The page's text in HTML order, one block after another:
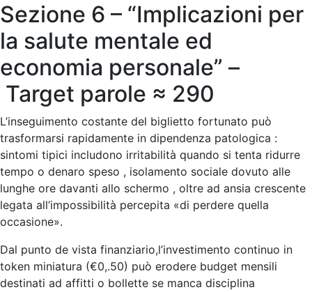
Sezione 6 – “Implicazioni per
la salute mentale ed
economia personale” –
Target parole ≈ 290
L’inseguimento costante del biglietto fortunato può
trasformarsi rapidamente in dipendenza patologica :
sintomi tipici includono irritabilità quando si tenta ridurre
tempo o denaro speso , isolamento sociale dovuto alle
lunghe ore davanti allo schermo , oltre ad ansia crescente
legata all’impossibilità percepita «di perdere quella
occasione».​
Dal punto de vista finanziario,l’investimento continuo in
token miniatura (€0,.50) può erodere budget mensili
destinati ad affitti o bollette se manca disciplina